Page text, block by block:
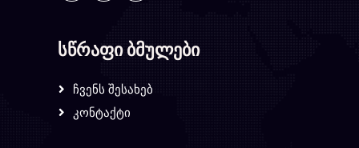
სწრაფი ბმულები
Ჩვენს Შესახებ
Კონტაქტი